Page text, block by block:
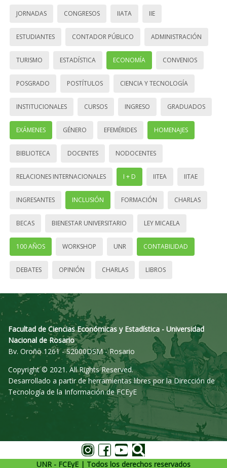
JORNADAS CONGRESOS IIATA IIE
ESTUDIANTES CONTADOR PÚBLICO ADMINISTRACIÓN
TURISMO ESTADÍSTICA ECONOMÍA CONVENIOS
POSGRADO POSTÍTULOS CIENCIA Y TECNOLOGÍA
INSTITUCIONALES CURSOS INGRESO GRADUADOS
EXÁMENES GÉNERO EFEMÉRIDES HOMENAJES
BIBLIOTECA DOCENTES NODOCENTES
RELACIONES INTERNACIONALES I + D IITEA IITAE
INGRESANTES INCLUSIÓN FORMACIÓN CHARLAS
BECAS BIENESTAR UNIVERSITARIO LEY MICAELA
100 AÑOS WORKSHOP UNR CONTABILIDAD
DEBATES OPINIÓN CHARLAS LIBROS
Facultad de Ciencias Económicas y Estadística - Universidad
Nacional de Rosario
Bv. Oroño 1261 - S2000DSM - Rosario
Copyright © 2021. All Rights Reserved.
Desarrollado a partir de herramientas libres por la Dirección de
Tecnología de la Información de FCEyE
UNR - FCEyE | Todos los derechos reservados